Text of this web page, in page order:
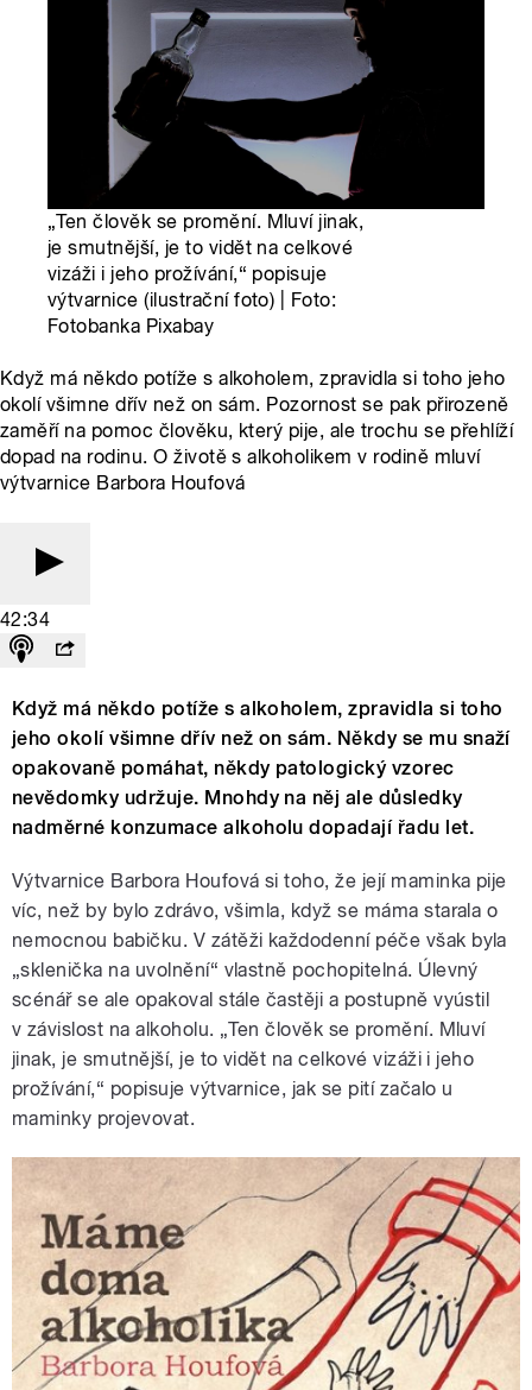
„Ten člověk se promění. Mluví jinak,
je smutnější, je to vidět na celkové
vizáži i jeho prožívání,“ popisuje
výtvarnice (ilustrační foto) | Foto:
Fotobanka Pixabay
Když má někdo potíže s alkoholem, zpravidla si toho jeho
okolí všimne dřív než on sám. Pozornost se pak přirozeně
zaměří na pomoc člověku, který pije, ale trochu se přehlíží
dopad na rodinu. O životě s alkoholikem v rodině mluví
výtvarnice Barbora Houfová
42:34
Když má někdo potíže s alkoholem, zpravidla si toho
jeho okolí všimne dřív než on sám. Někdy se mu snaží
opakovaně pomáhat, někdy patologický vzorec
nevědomky udržuje. Mnohdy na něj ale důsledky
nadměrné konzumace alkoholu dopadají řadu let.
Výtvarnice Barbora Houfová si toho, že její maminka pije
víc, než by bylo zdrávo, všimla, když se máma starala o
nemocnou babičku. V zátěži každodenní péče však byla
„sklenička na uvolnění“ vlastně pochopitelná. Úlevný
scénář se ale opakoval stále častěji a postupně vyústil
v závislost na alkoholu. „Ten člověk se promění. Mluví
jinak, je smutnější, je to vidět na celkové vizáži i jeho
prožívání,“ popisuje výtvarnice, jak se pití začalo u
maminky projevovat.